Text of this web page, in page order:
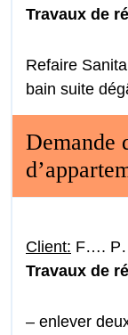
Travaux de
Refaire
bain suite
Demande
Client: F….
Travaux de
– enlever